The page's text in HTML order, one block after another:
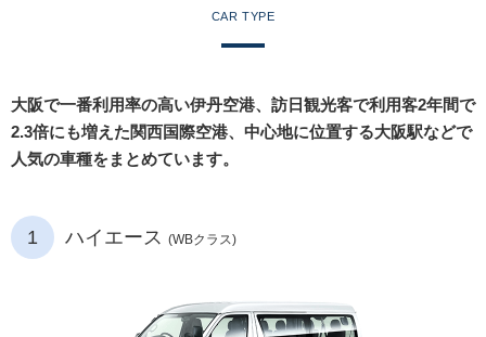
CAR TYPE
大阪で一番利用率の高い伊丹空港、訪日観光客で利用客2年間で
2.3倍にも増えた関西国際空港、中心地に位置する大阪駅などで
人気の車種をまとめています。
1 ハイエース (WBクラス)